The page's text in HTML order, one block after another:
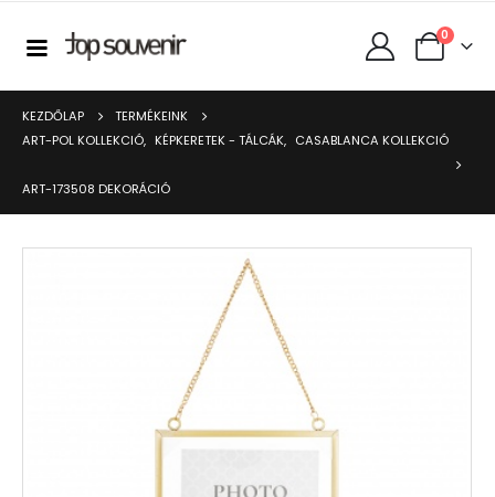
0
KEZDŐLAP
TERMÉKEINK
ART-POL KOLLEKCIÓ, KÉPKERETEK - TÁLCÁK, CASABLANCA KOLLEKCIÓ
ART-173508 DEKORÁCIÓ